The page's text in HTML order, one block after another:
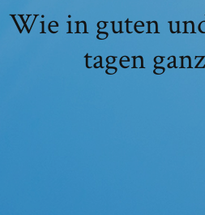
Wie in guten
tagen